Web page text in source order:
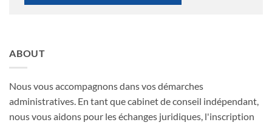
ABOUT
Nous vous accompagnons dans vos démarches
administratives. En tant que cabinet de conseil indépendant,
nous vous aidons pour les échanges juridiques, l'inscription